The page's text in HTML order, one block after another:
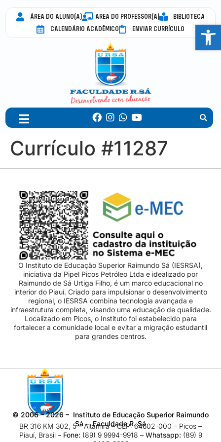
ÁREA DO ALUNO(A) AREA DO PROFESSOR(A)
BIBLIOTECA
CALENDÁRIO ACADÊMICO
ENVIAR CURRÍCULO
Currículo #11287
O Instituto de Educação Superior Raimundo Sá (IESRSA),
iniciativa da Pipel Picos Petróleo Ltda e idealizado por
Raimundo de Sá Urtiga Filho, é um marco educacional no
interior do Piauí. Criado para impulsionar o desenvolvimento
regional, o IESRSA combina tecnologia avançada e
infraestrutura completa, visando uma educação de qualidade.
Localizado em Picos, o Instituto foi estabelecido para
fortalecer a comunidade local e evitar a migração estudantil
para grandes centros.
© 2006 – 2026 – Instituto de Educação Superior Raimundo
Sá – Faculdade R. Sá
BR 316 KM 302, 5 – Altamira – CEP: 64602-000 – Picos –
Piauí, Brasil – Fone: (89) 9 9994-9918​ – Whatsapp: (89) 9
Abrir